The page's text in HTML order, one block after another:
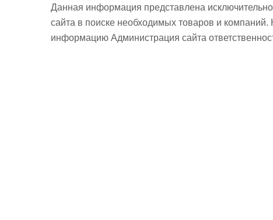
Данная информация представлена
сайта в поиске необходимых товаров и
информацию Администрация сайта